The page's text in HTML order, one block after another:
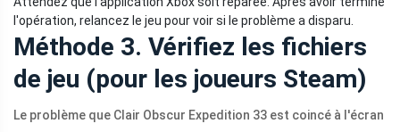
l'opération, relancez le jeu pour voir si le problème a disparu.
Méthode 3. Vérifiez les fichiers
de jeu (pour les joueurs Steam)
Le problème que Clair Obscur Expedition 33 est coincé à l'écran